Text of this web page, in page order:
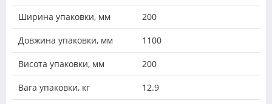
Ширина упаковки, мм 200
Довжина упаковки, мм 1100
Висота упаковки, мм 200
Вага упаковки, кг 12.9